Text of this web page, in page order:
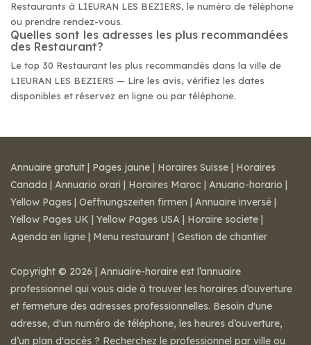
Restaurants à LIEURAN LES BEZIERS, le numéro de téléphone
ou prendre rendez-vous.
Quelles sont les adresses les plus recommandées
des Restaurant?
Le top 30 Restaurant les plus recommandés dans la ville de
LIEURAN LES BEZIERS — Lire les avis, vérifiez les dates
disponibles et réservez en ligne ou par téléphone.
Annuaire gratuit | Pages jaune | Horaires Suisse | Horaires
Canada | Annuario orari | Horaires Maroc | Anuario-horario |
Yellow Pages | Oeffnungszeiten firmen | Annuaire inversé |
Yellow Pages UK | Yellow Pages USA | Horaire societe |
Agenda en ligne | Menu restaurant | Gestion de chantier
Copyright © 2026 | Annuaire-horaire est l’annuaire
professionnel qui vous aide à trouver les horaires d’ouverture
et fermeture des adresses professionnelles. Besoin d'une
adresse, d'un numéro de téléphone, les heures d’ouverture,
d’un plan d'accès ? Recherchez le professionnel par ville ou